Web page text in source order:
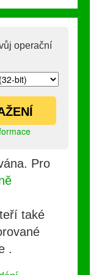
operační
Pro
také
.